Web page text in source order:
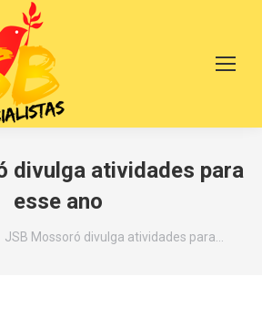
divulga atividades para
esse ano
JSB Mossoró divulga atividades para…